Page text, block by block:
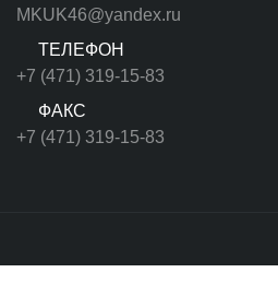
MKUK46@yandex.ru
ТЕЛЕФОН
+7 (471) 319-15-83
ФАКС
+7 (471) 319-15-83